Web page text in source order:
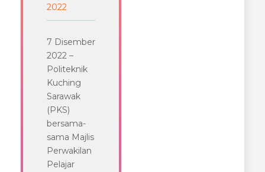
2022
7 Disember
2022 –
Politeknik
Kuching
Sarawak
(PKS)
bersama-
sama Majlis
Perwakilan
Pelajar